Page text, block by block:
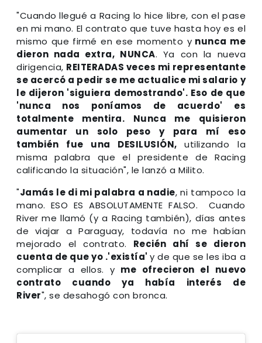
"Cuando llegué a Racing lo hice libre, con el pase
en mi mano. El contrato que tuve hasta hoy es el
mismo que firmé en ese momento y nunca me
dieron nada extra, NUNCA. Ya con la nueva
dirigencia, REITERADAS veces mi representante
se acercó a pedir se me actualice mi salario y
le dijeron 'siguiera demostrando'. Eso de que
'nunca nos poníamos de acuerdo' es
totalmente mentira. Nunca me quisieron
aumentar un solo peso y para mí eso
también fue una DESILUSIÓN,utilizando la
misma palabra que el presidente de Racing
calificando la situación", le lanzó a Milito.
"Jamás le di mi palabra a nadie, ni tampoco la
mano. ESO ES ABSOLUTAMENTE FALSO. Cuando
River me llamó (y a Racing también), días antes
de viajar a Paraguay, todavía no me habían
mejorado el contrato. Recién ahí se dieron
cuenta de que yo .'existía'y de que se les iba a
complicar a ellos. y me ofrecieron el nuevo
contrato cuando ya había interés de
River", se desahogó con bronca.